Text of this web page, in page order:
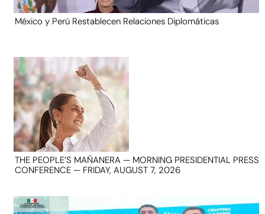
México y Perú Restablecen Relaciones Diplomáticas
THE PEOPLE’S MAÑANERA — MORNING PRESIDENTIAL PRESS
CONFERENCE — FRIDAY, AUGUST 7, 2026